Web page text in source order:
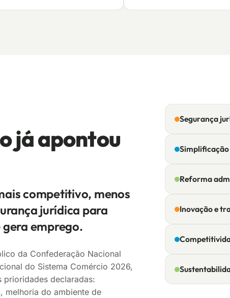
já apontou
competitivo, menos
jurídica para
emprego.
da Confederação Nacional
do Sistema Comércio 2026,
prioridades declaradas:
melhoria do ambiente de
Segurança
Reforma
Inovação e